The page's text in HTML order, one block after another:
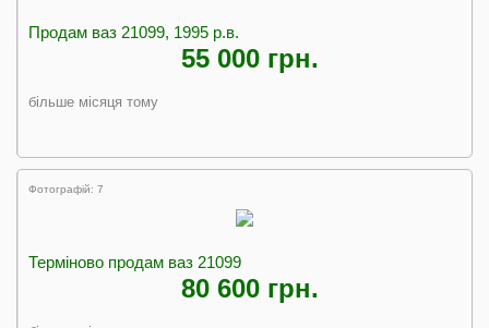
Продам ваз 21099, 1995 р.в.
55 000 грн.
більше місяця тому
Фотографій: 7
Терміново продам ваз 21099
80 600 грн.